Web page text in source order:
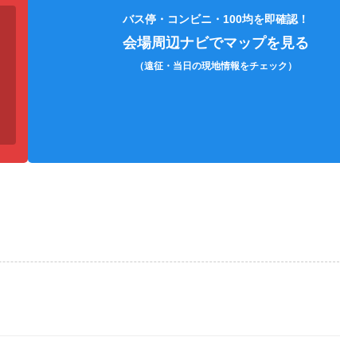
ハンディファン
バス停・コンビニ・100均を即確認！
会場周辺ナビでマップを見る
（遠征・当日の現地情報をチェック）